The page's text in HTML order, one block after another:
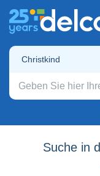
Christkind
Suche in